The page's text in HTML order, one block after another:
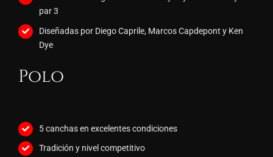
par 3
Diseñadas por Diego Caprile, Marcos Capdepont y Ken
Dye
Polo
5 canchas en excelentes condiciones
Tradición y nivel competitivo